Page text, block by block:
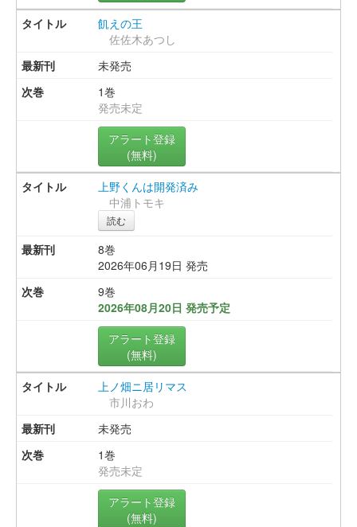
飢えの王
佐佐木あつし
未発売
1巻
発売未定
アラート登録
(無料)
上野くんは開発済み
中浦トモキ
読む
8巻
2026年06月19日 発売
9巻
2026年08月20日 発売予定
アラート登録
(無料)
上ノ畑ニ居リマス
市川おわ
未発売
1巻
発売未定
アラート登録
(無料)